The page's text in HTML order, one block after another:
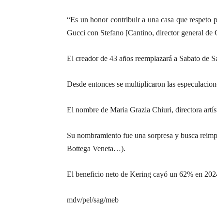
“Es un honor contribuir a una casa que
Gucci con Stefano [Cantino, director general de
El creador de 43 años reemplazará a Sabato de
Desde entonces se multiplicaron las
El nombre de Maria Grazia Chiuri, directora
Su nombramiento fue una sorpresa y busca
Bottega Veneta…).
El beneficio neto de Kering cayó un 62% en
mdv/pel/sag/meb